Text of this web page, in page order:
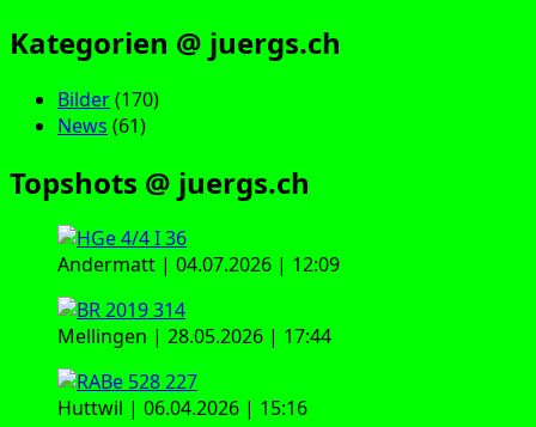
Kategorien @ juergs.ch
Bilder(170)
News (61)
Topshots @ juergs.ch
Andermatt | 04.07.2026 | 12:09
Mellingen | 28.05.2026 | 17:44
Huttwil | 06.04.2026 | 15:16